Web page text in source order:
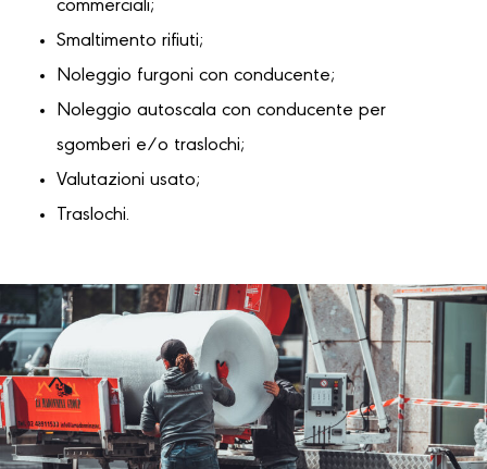
commerciali;
Smaltimento rifiuti;
Noleggio furgoni con conducente;
Noleggio autoscala con conducente per
sgomberi e/o traslochi;
Valutazioni usato;
Traslochi.